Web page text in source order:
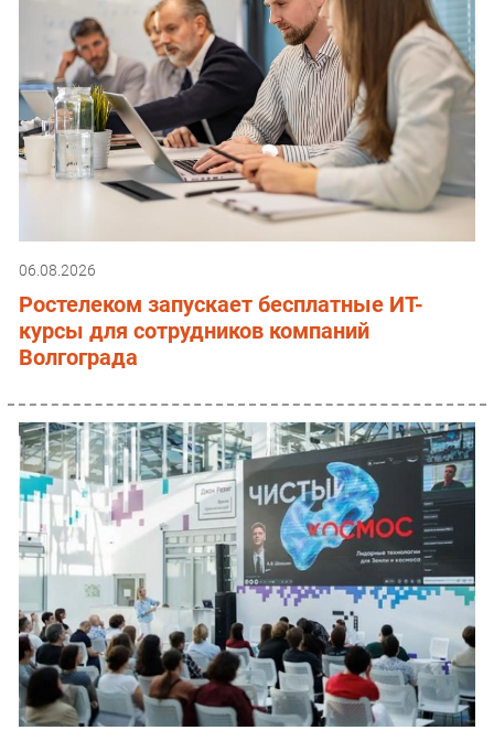
Тестовый стенд
Каталог компаний
06.08.2026
Ростелеком запускает бесплатные ИТ-
курсы для сотрудников компаний
Волгограда